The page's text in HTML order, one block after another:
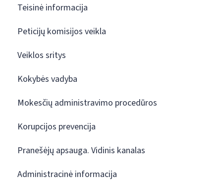
Teisinė informacija
Peticijų komisijos veikla
Veiklos sritys
Kokybės vadyba
Mokesčių administravimo procedūros
Korupcijos prevencija
Pranešėjų apsauga. Vidinis kanalas
Administracinė informacija